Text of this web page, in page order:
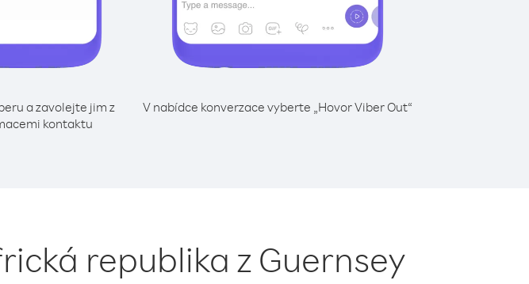
a zavolejte jim z
kontaktu
V nabídce konverzace vyberte „Hovor Viber Out“
republika z Guernsey